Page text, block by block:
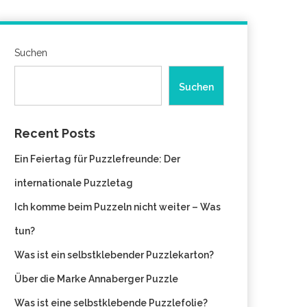
Suchen
Suchen
Recent Posts
Ein Feiertag für Puzzlefreunde: Der
internationale Puzzletag
Ich komme beim Puzzeln nicht weiter – Was
tun?
Was ist ein selbstklebender Puzzlekarton?
Über die Marke Annaberger Puzzle
Was ist eine selbstklebende Puzzlefolie?